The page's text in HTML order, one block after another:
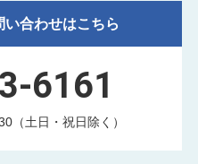
い合わせはこちら
6161
（土日・祝日除く）